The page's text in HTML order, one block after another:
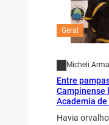
Geral
Micheli
Entre
Campinense
Academia
Havia